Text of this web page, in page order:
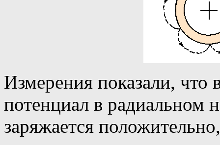
Измерения показали, что
потенциал в радиальном
заряжается